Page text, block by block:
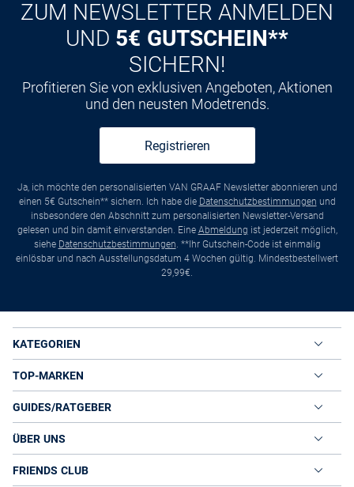
ZUM NEWSLETTER ANMELDEN
UND 5€ GUTSCHEIN**
SICHERN!
Profitieren Sie von exklusiven Angeboten, Aktionen
und den neusten Modetrends.
Registrieren
Ja, ich möchte den personalisierten VAN GRAAF Newsletter abonnieren und
einen 5€ Gutschein** sichern. Ich habe die Datenschutzbestimmungen und
insbesondere den Abschnitt zum personalisierten Newsletter-Versand
gelesen und bin damit einverstanden. Eine Abmeldung ist jederzeit möglich,
siehe Datenschutzbestimmungen. **Ihr Gutschein-Code ist einmalig
einlösbar und nach Ausstellungsdatum 4 Wochen gültig. Mindestbestellwert
29,99€.
KATEGORIEN
TOP-MARKEN
GUIDES/RATGEBER
ÜBER UNS
FRIENDS CLUB